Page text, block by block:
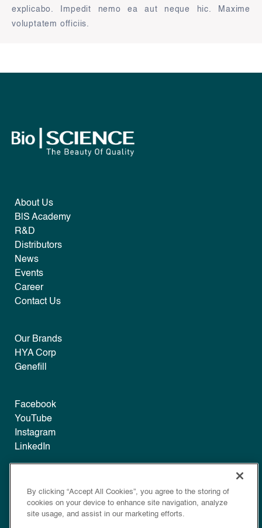
explicabo. Impedit nemo ea aut neque hic. Maxime
voluptatem officiis.
About Us
B|S Academy
R&D
Distributors
News
Events
Career
Contact Us
Our Brands
HYA Corp
Genefill
Facebook
YouTube
Instagram
LinkedIn
Disclaimer
Privacy
By clicking “Accept All Cookies”, you agree to the storing of
cookies on your device to enhance site navigation, analyze
site usage, and assist in our marketing efforts.